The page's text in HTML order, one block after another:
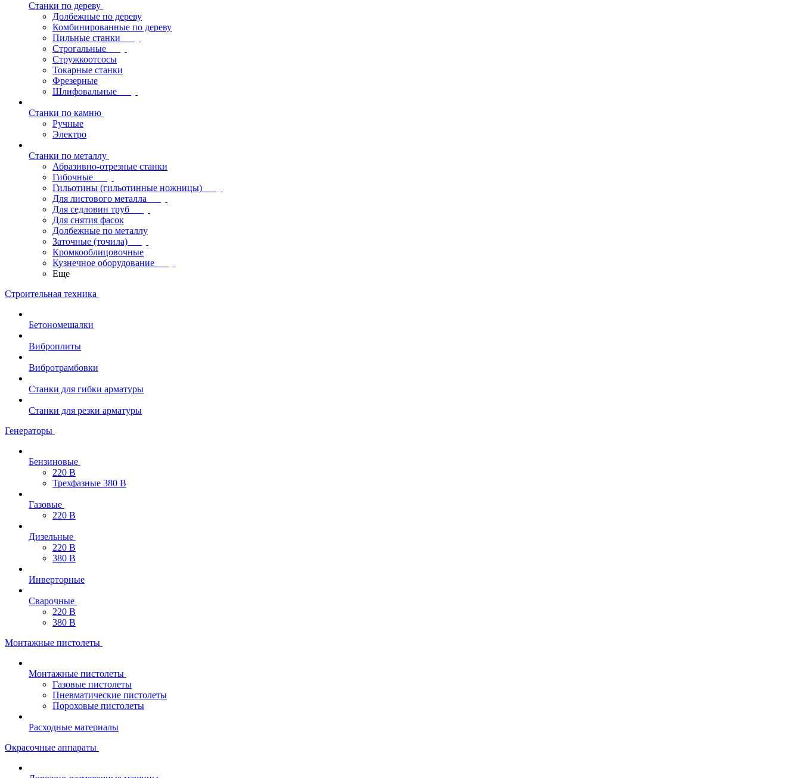
Станки по дереву
Долбежные по дереву
Комбинированные по дереву
Пильные станки
Строгальные
Стружкоотсосы
Токарные станки
Фрезерные
Шлифовальные
Станки по камню
Ручные
Электро
Станки по металлу
Абразивно-отрезные станки
Гибочные
Гильотины (гильотинные ножницы)
Для листового металла
Для седловин труб
Для снятия фасок
Долбежные по металлу
Заточные (точила)
Кромкооблицовочные
Кузнечное оборудование
Еще
Строительная техника
Бетономешалки
Виброплиты
Вибротрамбовки
Станки для гибки арматуры
Станки для резки арматуры
Генераторы
Бензиновые
220 В
Трехфазные 380 В
Газовые
220 В
Дизельные
220 В
380 В
Инверторные
Сварочные
220 В
380 В
Монтажные пистолеты
Монтажные пистолеты
Газовые пистолеты
Пневматические пистолеты
Пороховые пистолеты
Расходные материалы
Окрасочные аппараты